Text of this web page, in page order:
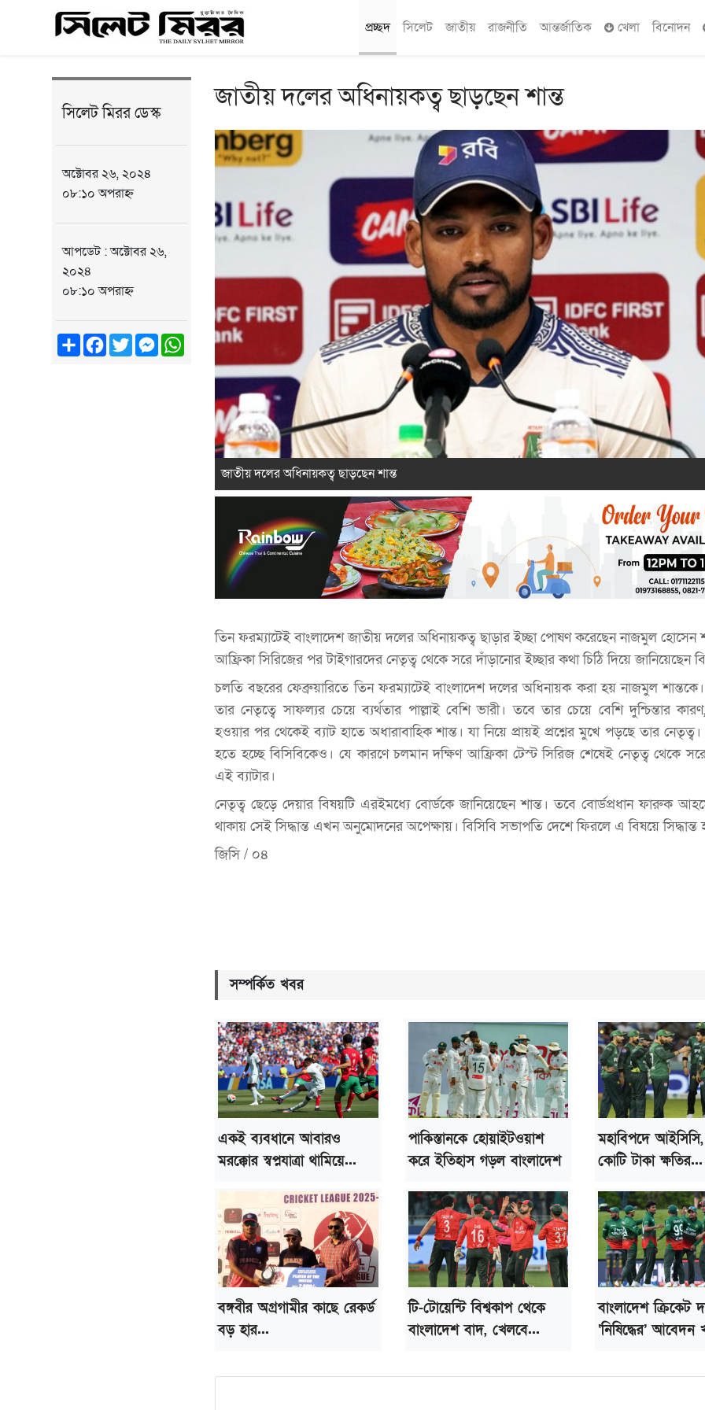
প্রচ্ছদ সিলেট জাতীয় রাজনীতি আন্তর্জাতিক খেলা বিনোদন
সিলেট মিরর ডেস্ক
অক্টোবর ২৬, ২০২৪
০৮:১০ অপরাহ্ন
আপডেট : অক্টোবর ২৬,
২০২৪
০৮:১০ অপরাহ্ন
ShareFacebook
TwitterMessenger
WhatsApp
জাতীয় দলের অধিনায়কত্ব ছাড়ছেন শান্ত
জাতীয় দলের অধিনায়কত্ব ছাড়ছেন শান্ত
তিন ফরম্যাটেই বাংলাদেশ জাতীয় দলের অধিনায়কত্ব ছাড়ার ইচ্ছা পোষণ করেছেন নাজমুল হোসেন
আফ্রিকা সিরিজের পর টাইগারদের নেতৃত্ব থেকে সরে দাঁড়ানোর ইচ্ছার কথা চিঠি দিয়ে জানিয়েছেন
চলতি বছরের ফেব্রুয়ারিতে তিন ফরম্যাটেই বাংলাদেশ দলের অধিনায়ক করা হয় নাজমুল
তার নেতৃত্বে সাফল্যর চেয়ে ব্যর্থতার পাল্লাই বেশি ভারী। তবে তার চেয়ে বেশি দুশ্চিন্তার
হওয়ার পর থেকেই ব্যাট হাতে অধারাবাহিক শান্ত। যা নিয়ে প্রায়ই প্রশ্নের মুখে পড়ছে তার
হতে হচ্ছে বিসিবিকেও। যে কারণে চলমান দক্ষিণ আফ্রিকা টেস্ট সিরিজ শেষেই নেতৃত্ব থেকে
এই ব্যাটার।
নেতৃত্ব ছেড়ে দেয়ার বিষয়টি এরইমধ্যে বোর্ডকে জানিয়েছেন শান্ত। তবে বোর্ডপ্রধান ফারুক
থাকায় সেই সিদ্ধান্ত এখন অনুমোদনের অপেক্ষায়। বিসিবি সভাপতি দেশে ফিরলে এ বিষয়ে সিদ্ধান্ত
জিসি / ০৪
সম্পর্কিত খবর
একই ব্যবধানে আবারও
মরক্কোর স্বপ্নযাত্রা থামিয়ে...
পাকিস্তানকে হোয়াইটওয়াশ
করে ইতিহাস গড়ল বাংলাদেশ
মহাবিপদে
কোটি টাকা ক্ষতির...
বঙ্গবীর অগ্রগামীর কাছে রেকর্ড
বড় হার...
টি-টোয়েন্টি বিশ্বকাপ থেকে
বাংলাদেশ বাদ, খেলবে...
বাংলাদেশ ক্রিকেট
‘নিষিদ্ধের’ আবেদন